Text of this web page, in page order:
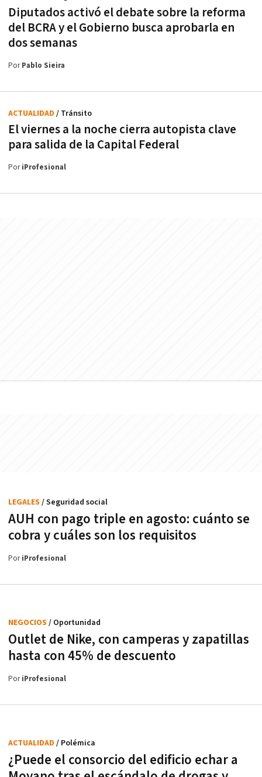
Diputados activó el debate sobre la reforma
del BCRA y el Gobierno busca aprobarla en
dos semanas
PorPablo Sieira
El viernes a la noche cierra autopista clave
para salida de la Capital Federal
ACTUALIDAD / Tránsito
PoriProfesional
AUH con pago triple en agosto: cuánto se
cobra y cuáles son los requisitos
LEGALES / Seguridad social
PoriProfesional
Outlet de Nike, con camperas y zapatillas
hasta con 45% de descuento
NEGOCIOS / Oportunidad
PoriProfesional
¿Puede el consorcio del edificio echar a
ACTUALIDAD / Polémica